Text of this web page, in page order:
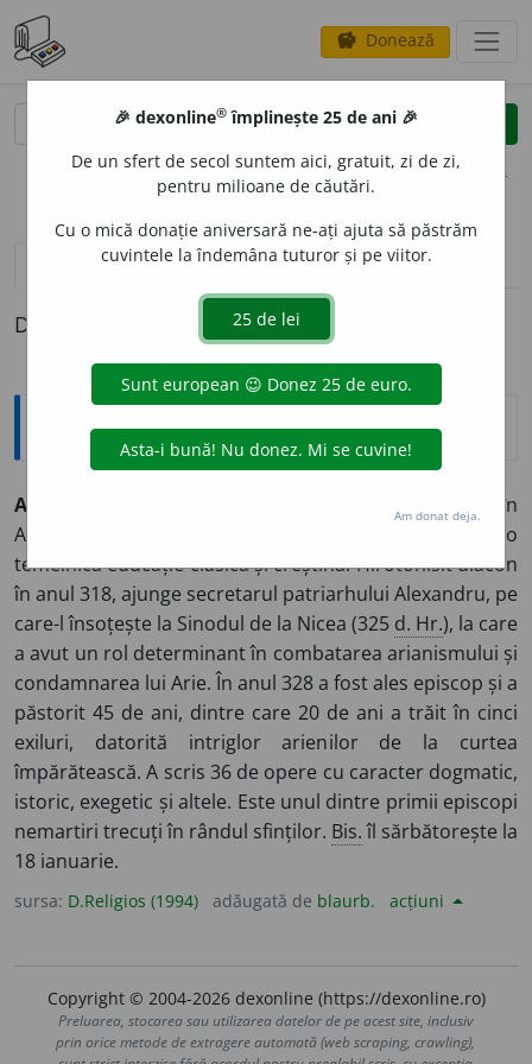
savings Donează
clear
opțiuni
definiții (1)
Definiția cu ID-ul 547001:
Enciclopedice
Atanasie cel Mare
), sfânt, episcop în
Alexandria, unde s-a și născut și unde și-a însușit o
temeinică educație clasică și creștină. Hirotonisit diacon
în anul 318, ajunge secretarul patriarhului Alexandru, pe
care-l însoțește la Sinodul de la Nicea (325 d. Hr.), la care
a avut un rol determinant în combatarea arianismului și
condamnarea lui Arie. În anul 328 a fost ales episcop și a
păstorit 45 de ani, dintre care 20 de ani a trăit în cinci
exiluri, datorită intriglor arienilor de la curtea
împărătească. A scris 36 de opere cu caracter dogmatic,
istoric, exegetic și altele. Este unul dintre primii episcopi
nemartiri trecuți în rândul sfinților. Bis.îl sărbătorește la
18 ianuarie.
sursa: D.Religios (1994) adăugată de blaurb. acțiuni
Copyright © 2004-2026 dexonline (https://dexonline.ro)
Preluarea, stocarea sau utilizarea datelor de pe acest site, inclusiv
prin orice metode de extragere automată (web scraping, crawling),
🎉 dexonline® împlinește 25 de ani 🎉
De un sfert de secol suntem aici, gratuit, zi de zi,
pentru milioane de căutări.
Cu o mică donație aniversară ne-ați ajuta să păstrăm
cuvintele la îndemâna tuturor și pe viitor.
Am donat deja.